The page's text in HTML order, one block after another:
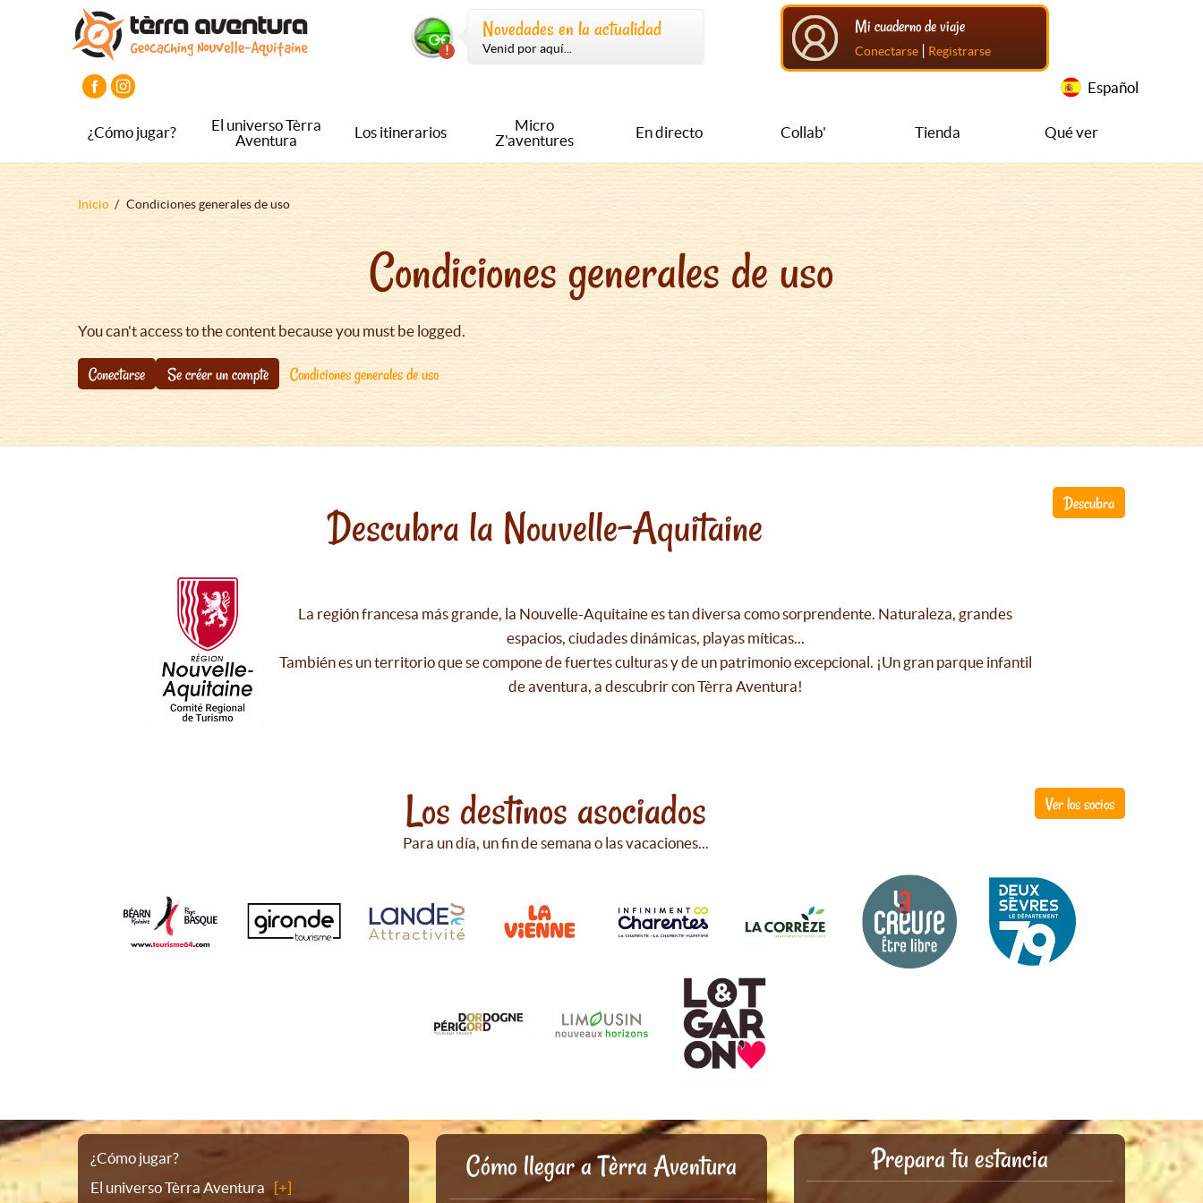
Novedades en la actualidad
Venid por aquí...
Mi cuaderno de viaje
Conectarse | Registrarse
Español
¿Cómo jugar?
El universo Tèrra
Aventura
Los itinerarios
Micro
Z'aventures
En directo Collab' Tienda Qué ver
Sobrescribir
ayuda
la
navegación
Inicio Condiciones generales de uso
Condiciones generales de uso
You can't access to the content because you must be logged.
Conectarse Se créer un compte Condiciones generales de uso
Descubra
Descubra la Nouvelle-Aquitaine
La región francesa más grande, la Nouvelle-Aquitaine es tan diversa como sorprendente. Naturaleza, grandes
espacios, ciudades dinámicas, playas míticas...
También es un territorio que se compone de fuertes culturas y de un patrimonio excepcional. ¡Un gran parque infantil
de aventura, a descubrir con Tèrra Aventura!
Ver los socios
Los destinos asociados
Para un día, un fin de semana o las vacaciones...
Plano
¿Cómo jugar?
El universo Tèrra Aventura
Cómo llegar a Tèrra Aventura Prepara tu estancia